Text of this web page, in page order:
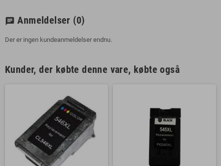
chat Anmeldelser (0)
Der er ingen kundeanmeldelser endnu.
Kunder, der købte denne vare, købte også